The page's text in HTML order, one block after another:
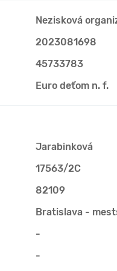
Nezisková
2023081698
45733783
Euro deťom n. f.
Jarabinková
17563/2C
82109
Bratislava -
-
-